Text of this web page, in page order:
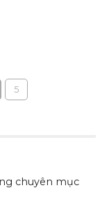
5
chuyên mục